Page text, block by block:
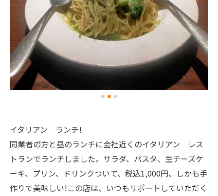
イタリアン ランチ!
同業者の゙方と昼のランチに会社近くのイタリアン レス
トランでランチしました。サラダ、パスタ、生チーズケ
ーキ、プリン、ドリンクついて、税込1,000円、しかも手
作りで美味しい!この店は、いつもサポートしていただく